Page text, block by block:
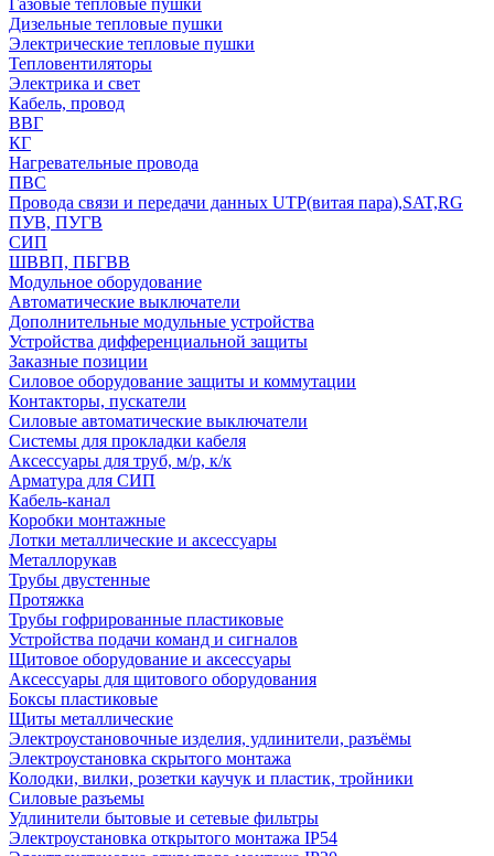
Газовые тепловые пушки
Дизельные тепловые пушки
Электрические тепловые пушки
Тепловентиляторы
Электрика и свет
Кабель, провод
ВВГ
КГ
Нагревательные провода
ПВС
Провода связи и передачи данных UTP(витая пара),SAT,RG
ПУВ, ПУГВ
СИП
ШВВП, ПБГВВ
Модульное оборудование
Автоматические выключатели
Дополнительные модульные устройства
Устройства дифференциальной защиты
Заказные позиции
Силовое оборудование защиты и коммутации
Контакторы, пускатели
Силовые автоматические выключатели
Системы для прокладки кабеля
Аксессуары для труб, м/р, к/к
Арматура для СИП
Кабель-канал
Коробки монтажные
Лотки металлические и аксессуары
Металлорукав
Трубы двустенные
Протяжка
Трубы гофрированные пластиковые
Устройства подачи команд и сигналов
Щитовое оборудование и аксессуары
Аксессуары для щитового оборудования
Боксы пластиковые
Щиты металлические
Электроустановочные изделия, удлинители, разъёмы
Электроустановка скрытого монтажа
Колодки, вилки, розетки каучук и пластик, тройники
Силовые разъемы
Удлинители бытовые и сетевые фильтры
Электроустановка открытого монтажа IP54